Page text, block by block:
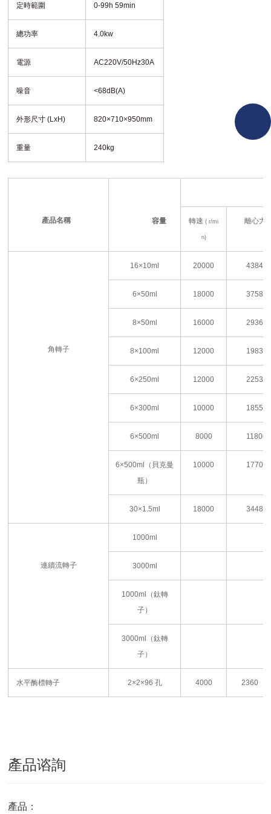
定時範圍 0-99h 59min
總功率 4.0kw
電源 AC220V/50Hz30A
噪音 <68dB(A)
外形尺寸 (LxH) 820×710×950mm
重量 240kg
產品名稱 容量 轉速 ( r/mi
n)
離心力
角轉子
16×10ml 20000 43840
6×50ml 18000 37580
8×50ml 16000 29365
8×100ml 12000 19830
6×250ml 12000 22530
6×300ml 10000 18550
6×500ml 8000 11800
6×500ml
（貝克曼
瓶）
10000 17700
30×1.5ml 18000 34485
連續流轉子
1000ml
3000ml
1000ml
（鈦轉
子）
3000ml
（鈦轉
子）
水平酶標轉子 2×2×96 孔 4000 2360
產品谘詢
產品：